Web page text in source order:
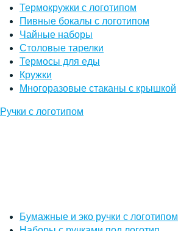
Термокружки с логотипом
Пивные бокалы с логотипом
Чайные наборы
Столовые тарелки
Термосы для еды
Кружки
Многоразовые стаканы с крышкой
Ручки с логотипом
Бумажные и эко ручки с логотипом